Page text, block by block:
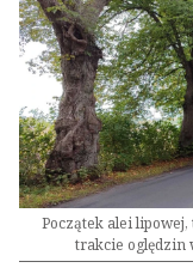
Początek alei
trakcie oględzin